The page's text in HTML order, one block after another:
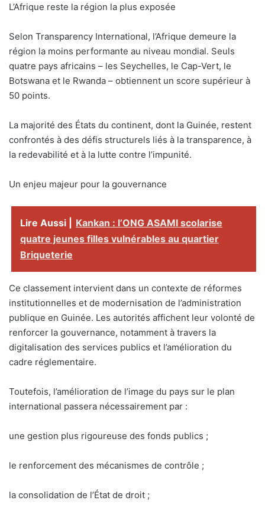
L’Afrique reste la région la plus exposée
Selon Transparency International, l’Afrique demeure la
région la moins performante au niveau mondial. Seuls
quatre pays africains – les Seychelles, le Cap-Vert, le
Botswana et le Rwanda – obtiennent un score supérieur à
50 points.
La majorité des États du continent, dont la Guinée, restent
confrontés à des défis structurels liés à la transparence, à
la redevabilité et à la lutte contre l’impunité.
Un enjeu majeur pour la gouvernance
Lire Aussi |
Kankan : l’ONG ASAMI scolarise
quatre jeunes filles vulnérables au quartier
Briqueterie
Ce classement intervient dans un contexte de réformes
institutionnelles et de modernisation de l’administration
publique en Guinée. Les autorités affichent leur volonté de
renforcer la gouvernance, notamment à travers la
digitalisation des services publics et l’amélioration du
cadre réglementaire.
Toutefois, l’amélioration de l’image du pays sur le plan
international passera nécessairement par :
une gestion plus rigoureuse des fonds publics ;
le renforcement des mécanismes de contrôle ;
la consolidation de l’État de droit ;